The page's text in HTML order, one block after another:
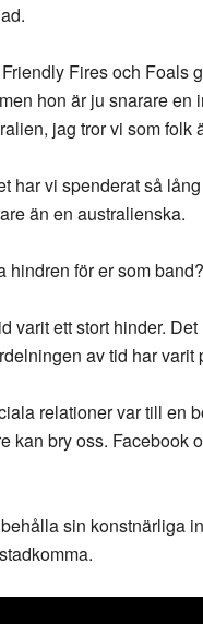
Fires och Foals
hon är ju snarare
jag tror vi som
har vi spenderat så
än en australienska.
hindren för er som band?
varit ett stort hinder.
av tid har varit
relationer var till en
kan bry oss. Facebook
sin konstnärliga